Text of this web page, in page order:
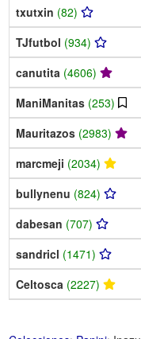
txutxin (82)
TJfutbol (934)
canutita (4606)
ManiManitas (253)
Mauritazos (2983)
marcmeji (2034)
bullynenu (824)
dabesan (707)
sandricl (1471)
Celtosca (2227)